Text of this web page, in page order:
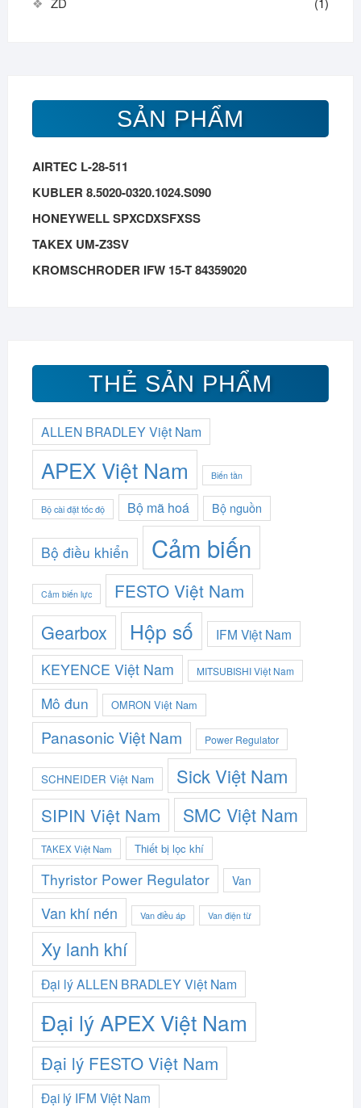
SẢN PHẨM
AIRTEC L-28-511
KUBLER 8.5020-0320.1024.S090
HONEYWELL SPXCDXSFXSS
TAKEX UM-Z3SV
KROMSCHRODER IFW 15-T 84359020
THẺ SẢN PHẨM
ALLEN BRADLEY Việt Nam
APEX Việt Nam Biến tần
Bộ cài đặt tốc độ Bộ mã hoá Bộ nguồn
Bộ điều khiển Cảm biến
Cảm biến lực FESTO Việt Nam
Gearbox Hộp số IFM Việt Nam
KEYENCE Việt Nam MITSUBISHI Việt Nam
Mô đun OMRON Việt Nam
Panasonic Việt Nam Power Regulator
SCHNEIDER Việt Nam Sick Việt Nam
SIPIN Việt Nam SMC Việt Nam
TAKEX Việt Nam Thiết bị lọc khí
Thyristor Power Regulator Van
Van khí nén Van điều áp Van điện từ
Xy lanh khí
Đại lý ALLEN BRADLEY Việt Nam
Đại lý APEX Việt Nam
Đại lý FESTO Việt Nam
Đại lý IFM Việt Nam